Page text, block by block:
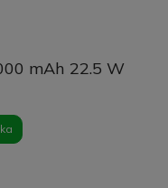
mAh 22.5 W